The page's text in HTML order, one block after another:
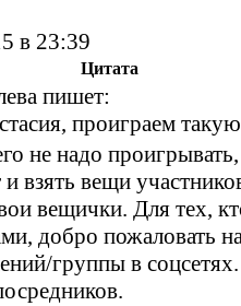
в 23:39
Цитата
пишет:
проиграем
не надо
взять вещи
вещички. Для тех,
добро пожаловать
группы в